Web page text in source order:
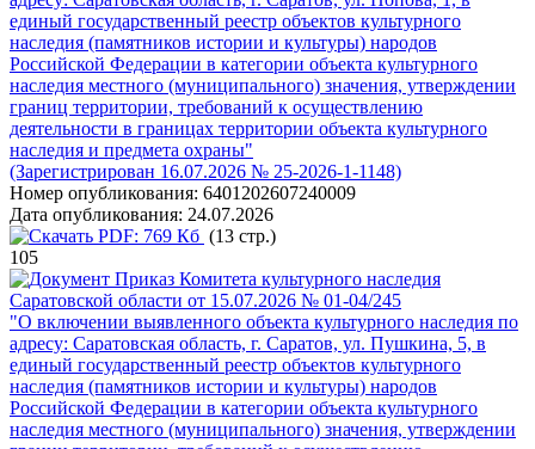
единый государственный реестр объектов культурного
наследия (памятников истории и культуры) народов
Российской Федерации в категории объекта культурного
наследия местного (муниципального) значения, утверждении
границ территории, требований к осуществлению
деятельности в границах территории объекта культурного
наследия и предмета охраны"
(Зарегистрирован 16.07.2026 № 25-2026-1-1148)
Номер опубликования: 6401202607240009
Дата опубликования: 24.07.2026
PDF: 769 Кб (13 стр.)
105
Приказ Комитета культурного наследия
Саратовской области от 15.07.2026 № 01-04/245
"О включении выявленного объекта культурного наследия по
адресу: Саратовская область, г. Саратов, ул. Пушкина, 5, в
единый государственный реестр объектов культурного
наследия (памятников истории и культуры) народов
Российской Федерации в категории объекта культурного
наследия местного (муниципального) значения, утверждении